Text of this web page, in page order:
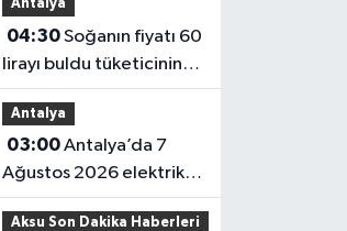
Antalya
04:30Soğanın fiyatı 60
lirayı buldu tüketicinin
gözü ‘Mısır’ indiriminde
Antalya
03:00Antalya’da 7
Ağustos 2026 elektrik
kesintilerinin tam listesi
Aksu Son Dakika Haberleri